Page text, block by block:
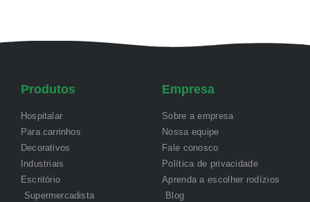
Produtos
Hospitalar
Para carrinhos
Decorativos
Industriais
Escritório
Supermercadista
Empresa
Sobre a empresa
Nossa equipe
Fale conosco
Política de privacidade
Aprenda a escolher rodízios
Blog